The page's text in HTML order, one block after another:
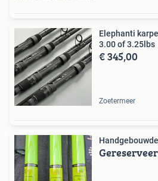
Elephanti
3.00 of 3.25lbs
€ 345,00
Zoetermeer